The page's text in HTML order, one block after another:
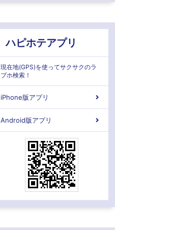
ハピホテアプリ
現在地(GPS)を使ってサクサクのラ
ブホ検索！
iPhone版アプリ
Android版アプリ